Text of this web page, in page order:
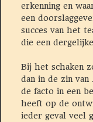
erkenning en
een
succes van het
die een
Bij het schaken
dan in de zin van
de facto in een
heeft op de
ieder geval veel